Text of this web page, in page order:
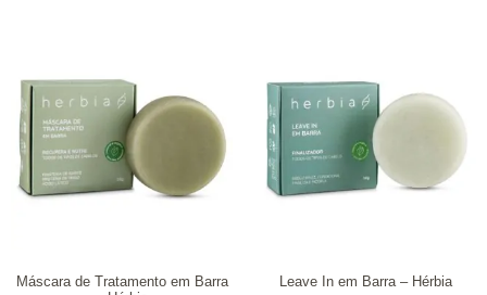
Máscara de Tratamento em Barra
Leave In em Barra – Hérbia